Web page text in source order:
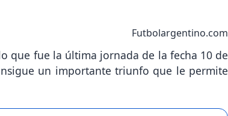
Futbolargentino.com
que fue la última jornada de la fecha 10 de
un importante triunfo que le permite